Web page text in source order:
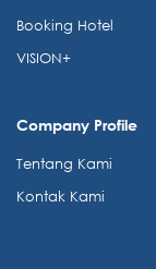
Booking Hotel
VISION+
Company Profile
Tentang Kami
Kontak Kami